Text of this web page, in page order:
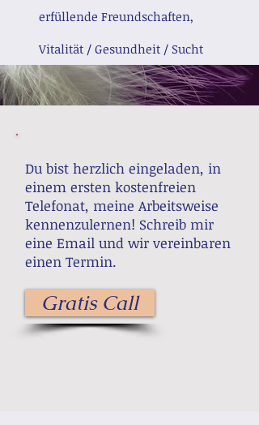
erfüllende Freundschaften,
Vitalität / Gesundheit / Sucht
Du bist herzlich eingeladen, in
einem ersten kostenfreien
Telefonat, meine Arbeitsweise
kennenzulernen! Schreib mir
eine Email und wir vereinbaren
einen Termin.
Gratis Call